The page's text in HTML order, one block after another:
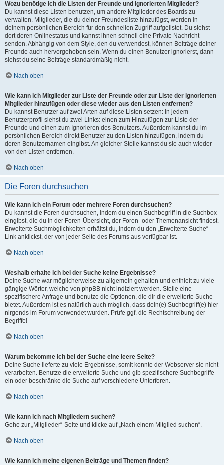
Wozu benötige ich die Listen der Freunde und ignorierten Mitglieder?
Du kannst diese Listen benutzen, um andere Mitglieder des Boards zu
verwalten. Mitglieder, die du deiner Freundesliste hinzufügst, werden in
deinem persönlichen Bereich für den schnellen Zugriff aufgelistet. Du siehst
dort deren Onlinestatus und kannst ihnen schnell eine Private Nachricht
senden. Abhängig von dem Style, den du verwendest, können Beiträge deiner
Freunde auch hervorgehoben sein. Wenn du einen Benutzer ignorierst, dann
siehst du seine Beiträge standardmäßig nicht.
Nach oben
Wie kann ich Mitglieder zur Liste der Freunde oder zur Liste der ignorierten
Mitglieder hinzufügen oder diese wieder aus den Listen entfernen?
Du kannst Benutzer auf zwei Arten auf diese Listen setzen: In jedem
Benutzerprofil siehst du zwei Links: einen zum Hinzufügen zur Liste der
Freunde und einen zum Ignorieren des Benutzers. Außerdem kannst du im
persönlichen Bereich direkt Benutzer zu den Listen hinzufügen, indem du
deren Benutzernamen eingibst. An gleicher Stelle kannst du sie auch wieder
von den Listen entfernen.
Nach oben
Die Foren durchsuchen
Wie kann ich ein Forum oder mehrere Foren durchsuchen?
Du kannst die Foren durchsuchen, indem du einen Suchbegriff in die Suchbox
eingibst, die du in der Foren-Übersicht, der Foren- oder Themenansicht findest.
Erweiterte Suchmöglichkeiten erhältst du, indem du den „Erweiterte Suche“-
Link anklickst, der von jeder Seite des Forums aus verfügbar ist.
Nach oben
Weshalb erhalte ich bei der Suche keine Ergebnisse?
Deine Suche war möglicherweise zu allgemein gehalten und enthielt zu viele
gängige Wörter, welche von phpBB nicht indiziert werden. Stelle eine
spezifischere Anfrage und benutze die Optionen, die dir die erweiterte Suche
bietet. Außerdem ist es natürlich auch möglich, dass dein(e) Suchbegriff(e) hier
nirgends im Forum verwendet wurden. Prüfe ggf. die Rechtschreibung der
Begriffe!
Nach oben
Warum bekomme ich bei der Suche eine leere Seite?
Deine Suche lieferte zu viele Ergebnisse, somit konnte der Webserver sie nicht
verarbeiten. Benutze die erweiterte Suche und gib spezifischere Suchbegriffe
ein oder beschränke die Suche auf verschiedene Unterforen.
Nach oben
Wie kann ich nach Mitgliedern suchen?
Gehe zur „Mitglieder“-Seite und klicke auf „Nach einem Mitglied suchen“.
Nach oben
Wie kann ich meine eigenen Beiträge und Themen finden?